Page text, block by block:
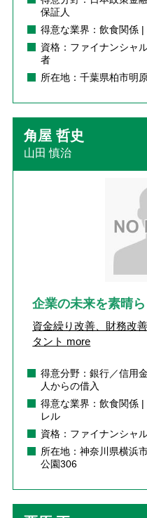
保証人
得意な業界：飲食関係
資格：ファイナンシャ
者
所在地：千葉県柏市明
角屋 哲史
山田 慎治
企業の未来を素晴
資金繰り改善、財務改
タント more
得意分野：銀行／信用
人からの借入
得意な業界：飲食関係
レル
資格：ファイナンシャ
所在地：神奈川県横浜
公園306